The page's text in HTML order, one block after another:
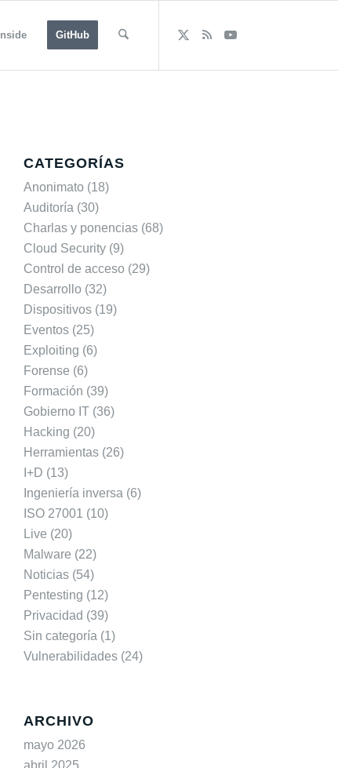
GitHub
CATEGORÍAS
Anonimato (18)
Auditoría (30)
Charlas y ponencias (68)
Cloud Security (9)
Control de acceso (29)
Desarrollo (32)
Dispositivos (19)
Eventos (25)
Exploiting (6)
Forense (6)
Formación (39)
Gobierno IT (36)
Hacking (20)
Herramientas (26)
I+D (13)
Ingeniería inversa (6)
ISO 27001 (10)
Live (20)
Malware (22)
Noticias (54)
Pentesting (12)
Privacidad (39)
Sin categoría (1)
Vulnerabilidades (24)
ARCHIVO
mayo 2026
abril 2025